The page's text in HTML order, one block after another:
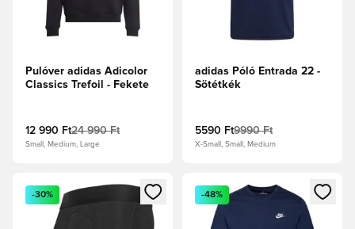
Pulóver adidas Adicolor
Classics Trefoil - Fekete
12 990 Ft24 990 Ft
Small, Medium, Large
adidas Póló Entrada 22 -
Sötétkék
5590 Ft9990 Ft
X-Small, Small, Medium
Megnyit egy modált a bejelentkezéshez vagy a tagként
-30%
Megnyit egy modált a
-48%